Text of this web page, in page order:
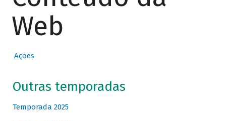
Web
Ações
Outras temporadas
Temporada 2025